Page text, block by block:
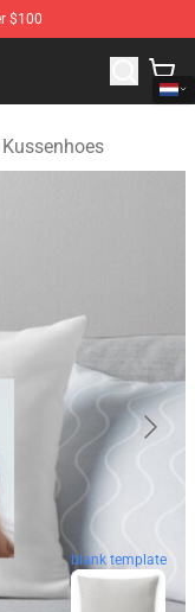
$100
Merchandise Store
blank template